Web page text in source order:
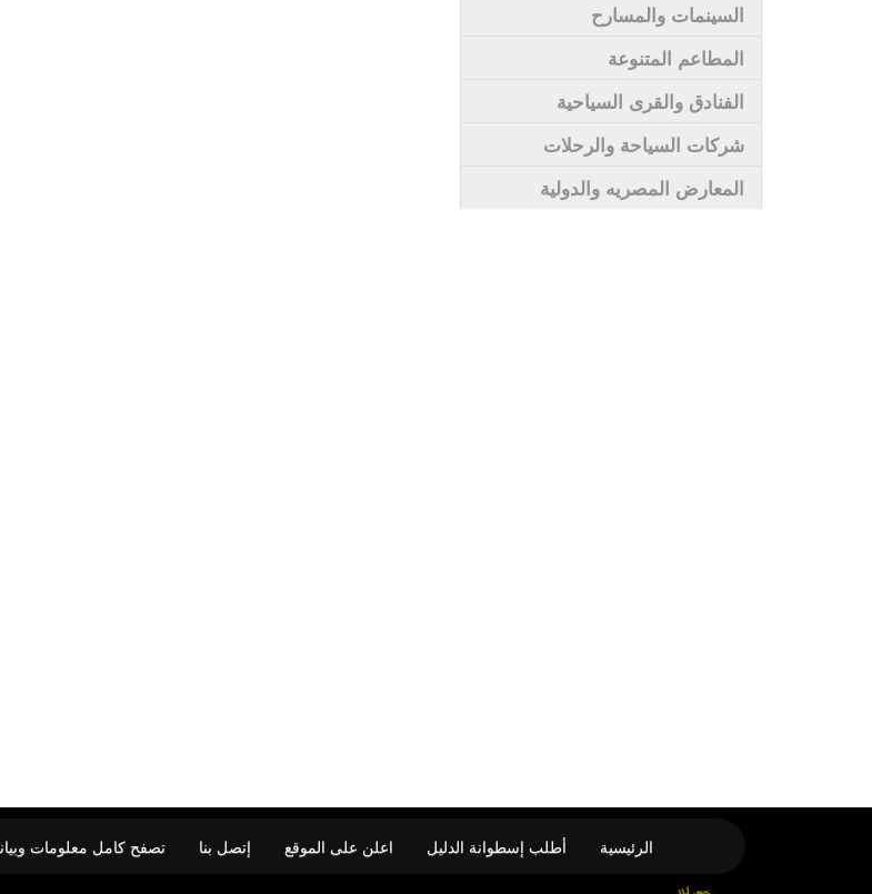
السينمات والمسارح
المطاعم المتنوعة
الفنادق والقرى السياحية
شركات السياحة والرحلات
المعارض المصريه والدولية
الرئيسية أطلب إسطوانة الدليل اعلن على الموقع إتصل بنا تصفح كامل معلومات